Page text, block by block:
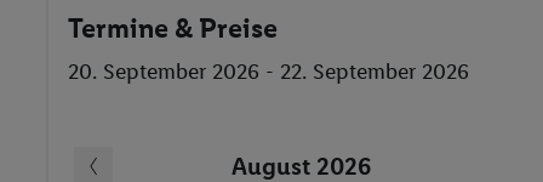
Fitness-Studio
Golf
Termine & Preise
20. September 2026 - 22. September 2026
August 2026